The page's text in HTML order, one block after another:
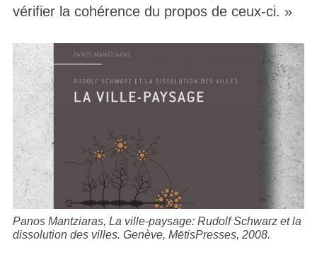
vérifier la cohérence du propos de ceux-ci. »
Panos Mantziaras, La ville-paysage: Rudolf Schwarz et la
dissolution des villes. Genève, MētisPresses, 2008.